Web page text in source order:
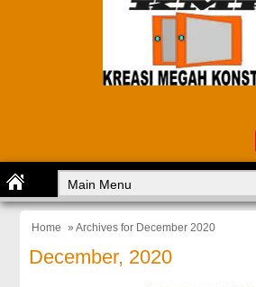
Home » Archives for December 2020
December, 2020